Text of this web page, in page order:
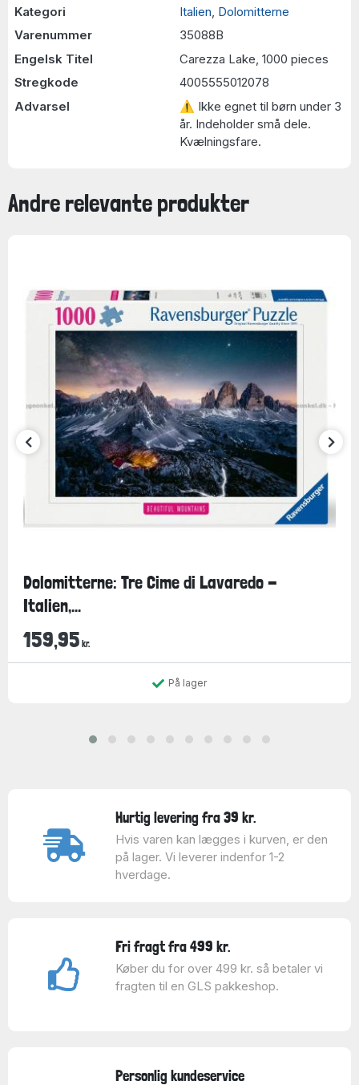
Kategori Italien Dolomitterne
Varenummer
35088B
Engelsk Titel
Carezza Lake, 1000 pieces
Stregkode
4005555012078
Advarsel
⚠ Ikke egnet til børn under 3
år. Indeholder små dele.
Kvælningsfare.
Andre relevante produkter
Dolomitterne: Tre Cime di Lavaredo -
Italien,...
159,95 kr.
På lager
Hurtig levering fra 39 kr.
Hvis varen kan lægges i kurven, er den
på lager. Vi leverer indenfor 1-2
hverdage.
Fri fragt fra 499 kr.
Køber du for over 499 kr. så betaler vi
fragten til en GLS pakkeshop.
Personlig kundeservice